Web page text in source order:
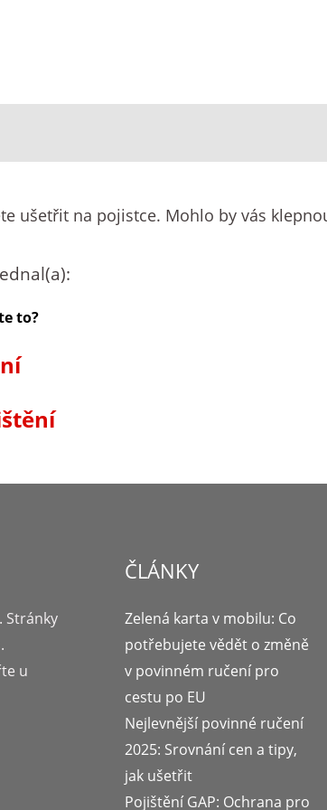
ušetřit na pojistce. Mohlo by vás
to?
Stránky
u
ČLÁNKY
Zelená karta v mobilu: Co
potřebujete vědět o změně
v povinném ručení pro
cestu po EU
Nejlevnější povinné ručení
2025: Srovnání cen a tipy,
jak ušetřit
Pojištění GAP: Ochrana pro